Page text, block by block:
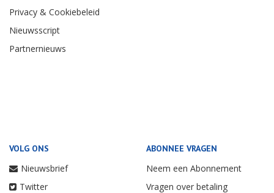
Privacy & Cookiebeleid
Nieuwsscript
Partnernieuws
VOLG ONS
Nieuwsbrief
Twitter
ABONNEE VRAGEN
Neem een Abonnement
Vragen over betaling